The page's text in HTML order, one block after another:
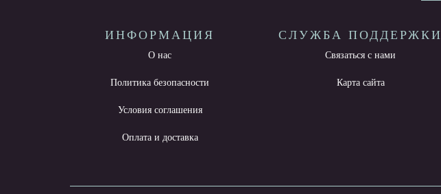
ИНФОРМАЦИЯ
О нас
Политика безопасности
Условия соглашения
Оплата и доставка
СЛУЖБА ПОДДЕРЖКИ
Связаться с нами
Карта сайта